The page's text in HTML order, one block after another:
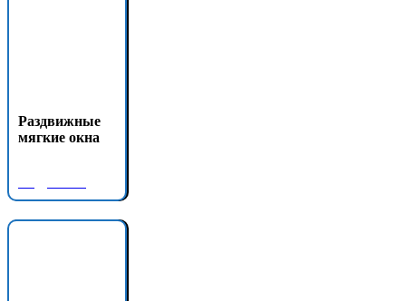
Раздвижные
мягкие окна